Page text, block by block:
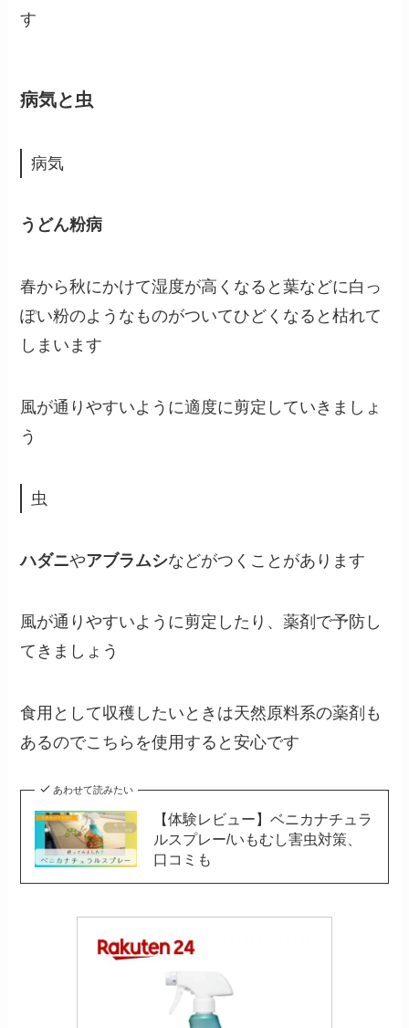
す
病気と虫
病気
うどん粉病
春から秋にかけて湿度が高くなると葉などに白っ
ぽい粉のようなものがついてひどくなると枯れて
しまいます
風が通りやすいように適度に剪定していきましょ
う
虫
ハダニやアブラムシなどがつくことがあります
風が通りやすいように剪定したり、薬剤で予防し
てきましょう
食用として収穫したいときは天然原料系の薬剤も
あるのでこちらを使用すると安心です
あわせて読みたい
【体験レビュー】ベニカナチュラ
ルスプレー/いもむし害虫対策、
口コミも